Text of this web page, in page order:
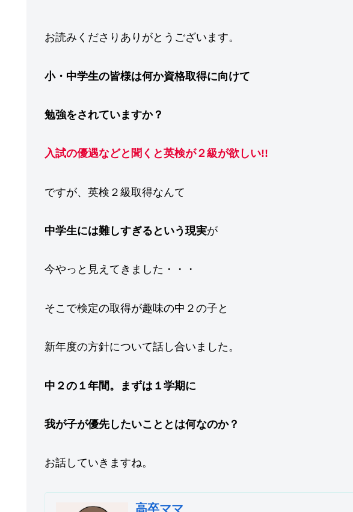
お読みくださりありがとうございます。
小・中学生の皆様は何か資格取得に向けて
勉強をされていますか？
入試の優遇などと聞くと英検が２級が欲しい!!
ですが、英検２級取得なんて
中学生には難しすぎるという現実が
今やっと見えてきました・・・
そこで検定の取得が趣味の中２の子と
新年度の方針について話し合いました。
中２の１年間。まずは１学期に
我が子が優先したいこととは何なのか？
お話していきますね。
高卒ママ